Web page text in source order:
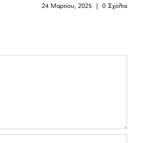
24 Μαρτίου, 2025 | 0 Σχόλια